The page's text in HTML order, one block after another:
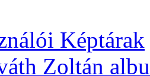
Képtárak
Zoltán